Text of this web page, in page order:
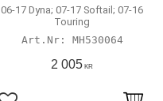
06-17 Dyna; 07-17 Softail; 07-16
Touring
MH530064
2 005 KR